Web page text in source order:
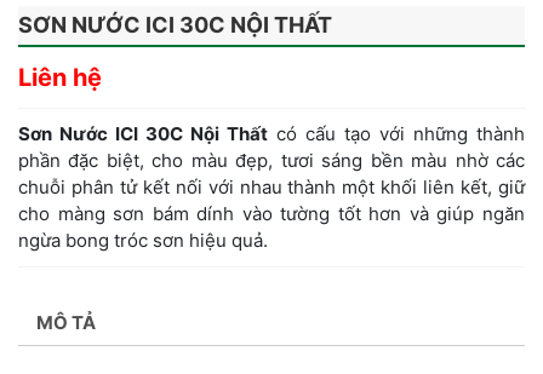
SƠN NƯỚC ICI 30C NỘI THẤT
Liên hệ
Sơn Nước ICI 30C Nội Thất có cấu tạo với những thành
phần đặc biệt, cho màu đẹp, tươi sáng bền màu nhờ các
chuỗi phân tử kết nối với nhau thành một khối liên kết, giữ
cho màng sơn bám dính vào tường tốt hơn và giúp ngăn
ngừa bong tróc sơn hiệu quả.
MÔ TẢ